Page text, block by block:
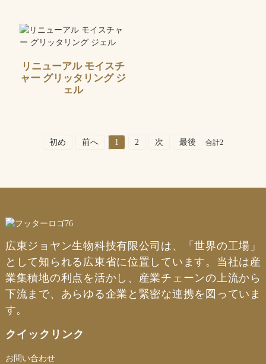
リニューアル モイスチ
ャー グリッタリング ジ
ェル
初め 前へ 1 2 次 最後 合計2
広東ジョヤン生物科技有限公司は、「世界の工場」
として知られる広東省に位置しています。当社は産
業集積地の利点を活かし、産業チェーンの上流から
下流まで、あらゆる企業と緊密な連携を図っていま
す。
クイックリンク
お問い合わせ